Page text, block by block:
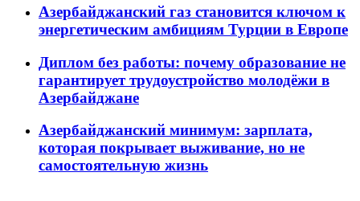
Азербайджанский газ становится ключом к
энергетическим амбициям Турции в Европе
Диплом без работы: почему образование не
гарантирует трудоустройство молодёжи в
Азербайджане
Азербайджанский минимум: зарплата,
которая покрывает выживание, но не
самостоятельную жизнь